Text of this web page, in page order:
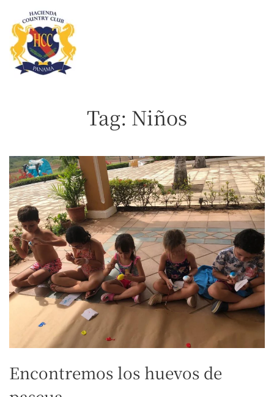
Skip
to
main
content
Tag: Niños
Encontremos los huevos de